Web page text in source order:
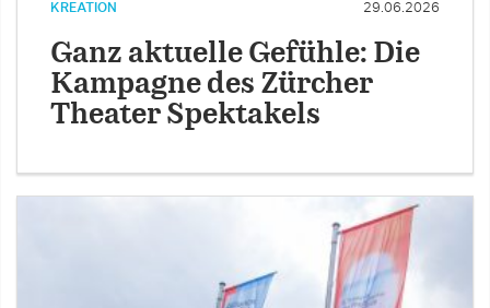
KREATION 29.06.2026
Ganz aktuelle Gefühle: Die
Kampagne des Zürcher
Theater Spektakels